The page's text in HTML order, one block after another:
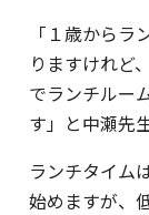
「１歳から
りますけれど
でランチルー
す」と中瀬先生
ランチタイム
始めますが、